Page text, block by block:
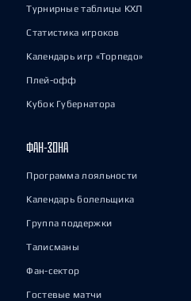
Турнирные таблицы КХЛ
Статистика игроков
Календарь игр «Торпедо»
Плей-офф
Кубок Губернатора
ФАН-ЗОНА
Программа лояльности
Календарь болельщика
Группа поддержки
Талисманы
Фан-сектор
Гостевые матчи